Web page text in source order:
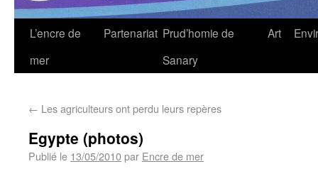
L’encre de
mer
Partenariat Prud’homie de
Sanary
Art
← Les agriculteurs ont perdu leurs repères
Egypte (photos)
Publié le 13/05/2010par Encre de mer